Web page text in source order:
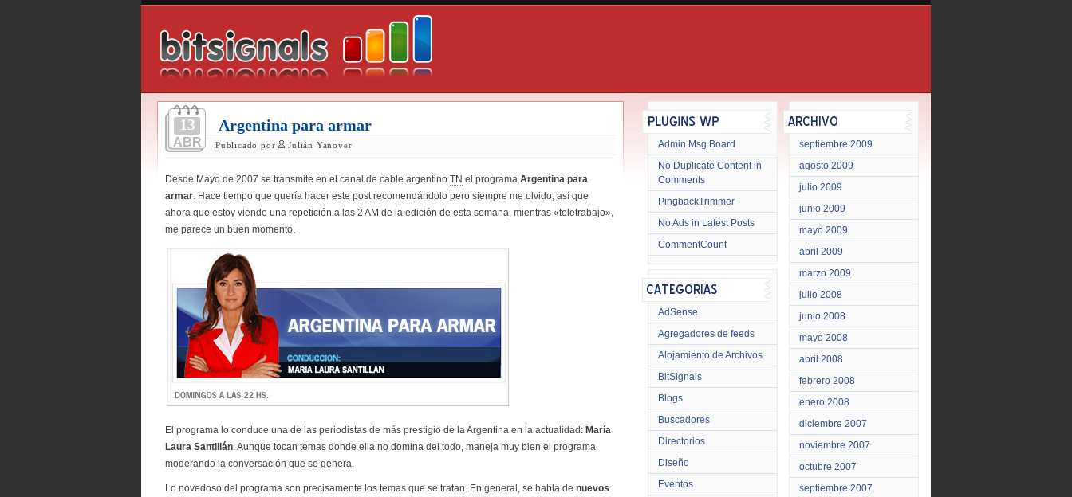
13
ABR
Argentina para armar
Publicado por Julián Yanover
Desde Mayo de 2007 se transmite en el canal de cable argentino TN el programa Argentina para
armar. Hace tiempo que quería hacer este post recomendándolo pero siempre me olvido, así que
ahora que estoy viendo una repetición a las 2 AM de la edición de esta semana, mientras «teletrabajo»,
me parece un buen momento.
El programa lo conduce una de las periodistas de más prestigio de la Argentina en la actualidad: María
Laura Santillán. Aunque tocan temas donde ella no domina del todo, maneja muy bien el programa
moderando la conversación que se genera.
Lo novedoso del programa son precisamente los temas que se tratan. En general, se habla de nuevos
Admin Msg Board
No Duplicate Content in
Comments
PingbackTrimmer
No Ads in Latest Posts
CommentCount
AdSense
Agregadores de feeds
Alojamiento de Archivos
BitSignals
Blogs
Buscadores
Directorios
Diseño
Eventos
septiembre 2009
agosto 2009
julio 2009
junio 2009
mayo 2009
abril 2009
marzo 2009
julio 2008
junio 2008
mayo 2008
abril 2008
febrero 2008
enero 2008
diciembre 2007
noviembre 2007
octubre 2007
septiembre 2007